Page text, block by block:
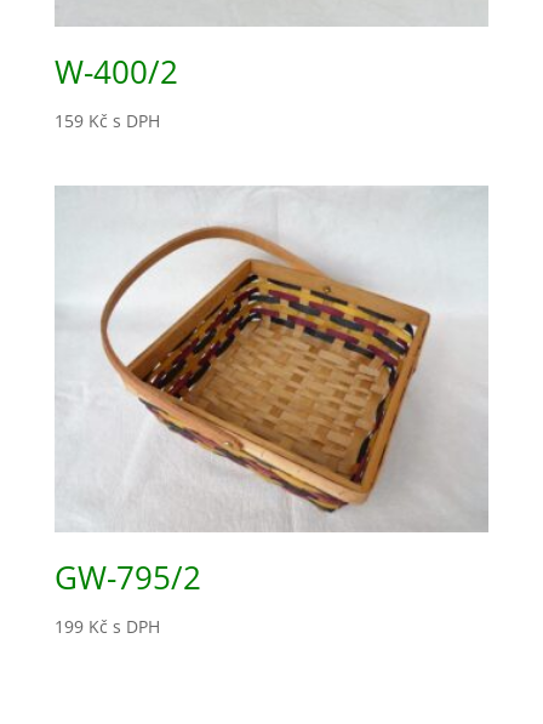
W-400/2
159 Kč s DPH
GW-795/2
199 Kč s DPH